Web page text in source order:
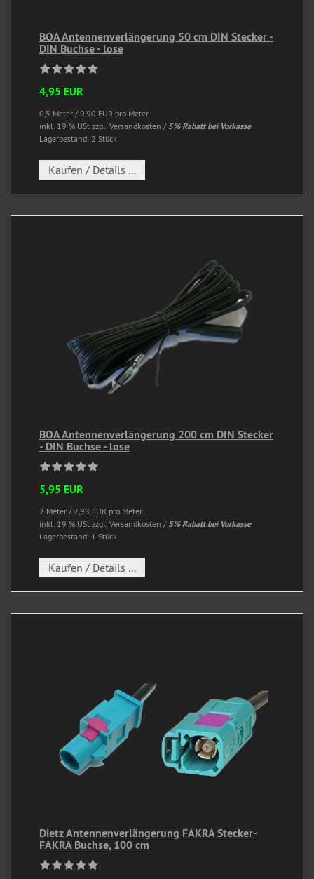
BOA Antennenverlängerung 50 cm DIN Stecker -
DIN Buchse - lose
4,95 EUR
0,5 Meter / 9,90 EUR pro Meter
inkl. 19 % USt zzgl. Versandkosten / 5% Rabatt bei Vorkasse
Lagerbestand: 2 Stück
Kaufen / Details ...
BOA Antennenverlängerung 200 cm DIN Stecker
- DIN Buchse - lose
5,95 EUR
2 Meter / 2,98 EUR pro Meter
inkl. 19 % USt zzgl. Versandkosten / 5% Rabatt bei Vorkasse
Lagerbestand: 1 Stück
Kaufen / Details ...
Dietz Antennenverlängerung FAKRA Stecker-
FAKRA Buchse, 100 cm